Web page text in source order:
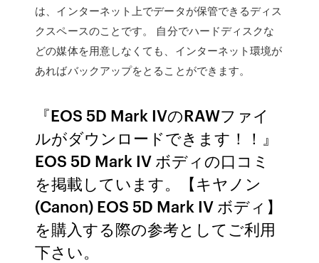
は、インターネット上でデータが保管できるディス
クスペースのことです。 自分でハードディスクな
どの媒体を用意しなくても、インターネット環境が
あればバックアップをとることができます。
『EOS 5D Mark IVのRAWファイ
ルがダウンロードできます！！』
EOS 5D Mark IV ボディの口コミ
を掲載しています。【キヤノン
(Canon) EOS 5D Mark IV ボディ】
を購入する際の参考としてご利用
下さい。